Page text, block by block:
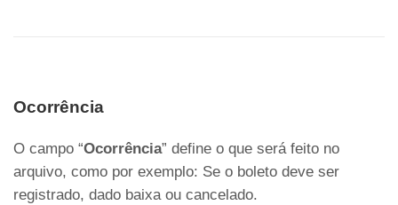
Ocorrência
O campo “Ocorrência” define o que será feito no
arquivo, como por exemplo: Se o boleto deve ser
registrado, dado baixa ou cancelado.